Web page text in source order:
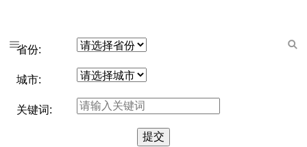
省份:
城市:
关键词: